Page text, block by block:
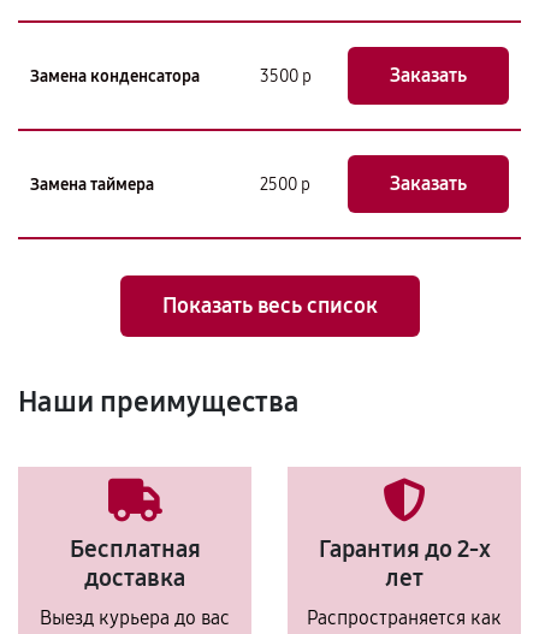
Замена конденсатора 3500 р Заказать
Замена таймера 2500 р Заказать
Показать весь список
Наши преимущества
Бесплатная
доставка
Выезд курьера до вас
Гарантия до 2-х
лет
Распространяется как